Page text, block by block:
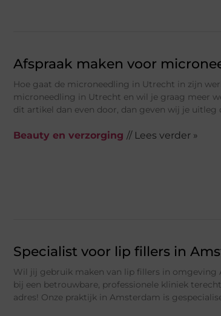
Afspraak maken voor
Hoe gaat de microneedling in Utrecht in zijn
microneedling in Utrecht en wil je graag meer
dit artikel dan even door, dan geven wij je uitleg
Beauty en verzorging // Lees verder »
Specialist voor lip fillers in
Wil jij gebruik maken van lip fillers in omgeving
bij een betrouwbare, professionele kliniek
adres! Onze praktijk in Amsterdam is